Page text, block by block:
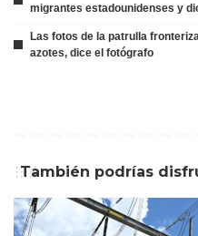
migrantes estadounidenses y
Las fotos de la patrulla
azotes, dice el fotógrafo
También podrías